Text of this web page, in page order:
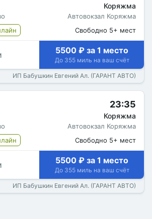
Коряжма
Автовокзал Коряжма
Свободно 5+ мест
5500 ₽ за 1 место
До 355 миль на ваш счёт
ИП Бабушкин Евгений Ал. (ГАРАНТ АВТО)
23:35
Коряжма
Автовокзал Коряжма
Свободно 5+ мест
5500 ₽ за 1 место
До 355 миль на ваш счёт
ИП Бабушкин Евгений Ал. (ГАРАНТ АВТО)